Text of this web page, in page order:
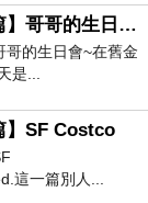
2015舊金山SFO【家庭篇】哥哥的生日會~在舊金山
哥的生日會~在舊金
是...
】SF Costco
這一篇別人...